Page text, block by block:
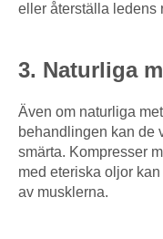
eller återställa ledens
3. Naturliga
Även om naturliga
behandlingen kan de
smärta. Kompresser
med eteriska oljor
av musklerna.